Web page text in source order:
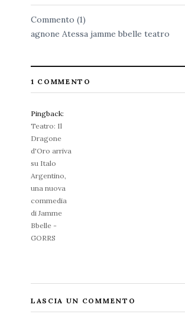
Commento (1)
agnone Atessa jamme bbelle teatro
1 COMMENTO
Pingback:
Teatro: Il
Dragone
d'Oro arriva
su Italo
Argentino,
una nuova
commedia
di Jamme
Bbelle -
GORRS
LASCIA UN COMMENTO